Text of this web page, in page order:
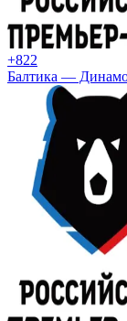
+822
Балтика —